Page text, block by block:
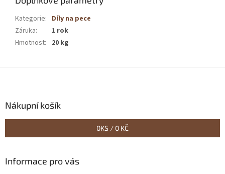
Kategorie: Díly na pece
Záruka:
1 rok
Hmotnost: 20 kg
Nákupní košík
0KS / 0 KČ
Informace pro vás